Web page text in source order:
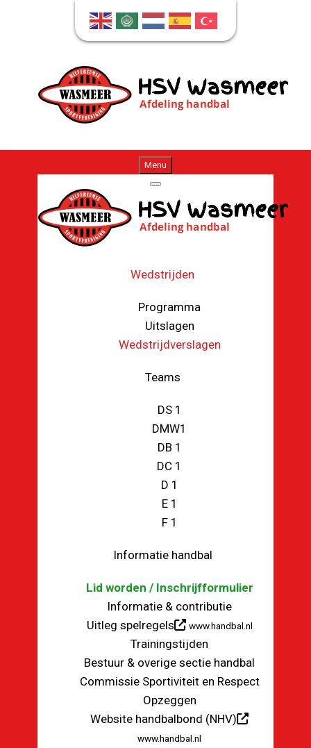
Menu
Wedstrijden
Programma
Uitslagen
Wedstrijdverslagen
Teams
DS 1
DMW1
DB 1
DC 1
D 1
E 1
F 1
Informatie handbal
Lid worden / Inschrijfformulier
Informatie & contributie
Uitleg spelregels
www.handbal.nl
Trainingstijden
Bestuur & overige sectie handbal
Commissie Sportiviteit en Respect
Opzeggen
Website handbalbond (NHV)
www.handbal.nl